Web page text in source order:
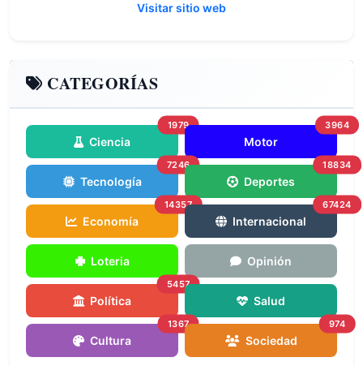
Visitar sitio web
CATEGORÍAS
Ciencia
1979
Motor
3964
Tecnología
7246
Deportes
18834
Economía
14357
Internacional
67424
Loteria Opinión
Política
5457
Salud
Cultura
1367
Sociedad
974